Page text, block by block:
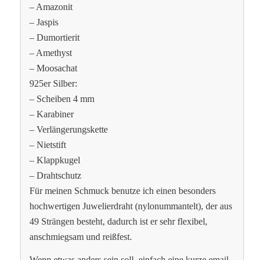
– Amazonit
– Jaspis
– Dumortierit
– Amethyst
– Moosachat
925er Silber:
– Scheiben 4 mm
– Karabiner
– Verlängerungskette
– Nietstift
– Klappkugel
– Drahtschutz
Für meinen Schmuck benutze ich einen besonders
hochwertigen Juwelierdraht (nylonummantelt), der aus
49 Strängen besteht, dadurch ist er sehr flexibel,
anschmiegsam und reißfest.